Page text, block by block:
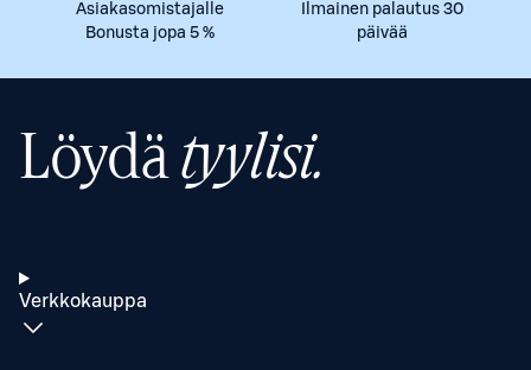
Asiakasomistajalle
Bonusta jopa 5 %
Ilmainen palautus 30
päivää
Löydätyylisi.
Verkkokauppa